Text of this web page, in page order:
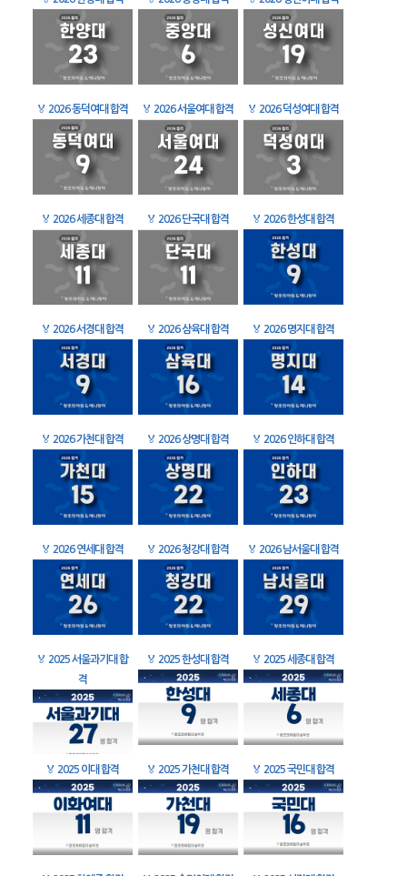
🏅 2026 동덕여대 합격 🏅 2026 서울여대 합격 🏅 2026 덕성여대 합격
🏅 2026 세종대 합격 🏅 2026 단국대 합격 🏅 2026 한성대 합격
🏅 2026 서경대 합격 🏅 2026 삼육대 합격 🏅 2026 명지대 합격
🏅 2026 가천대 합격 🏅 2026 상명대 합격 🏅 2026 인하대 합격
🏅 2026 연세대 합격 🏅 2026 청강대 합격 🏅 2026 남서울대 합격
🏅 2025 서울과기대 합
격
🏅 2025 한성대 합격 🏅 2025 세종대 합격
🏅 2025 이대 합격 🏅 2025 가천대 합격 🏅 2025 국민대 합격